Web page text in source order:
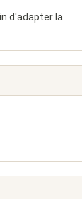
d'adapter la